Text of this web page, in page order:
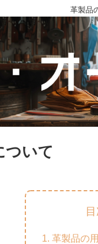
革製品
ついて
革製品の